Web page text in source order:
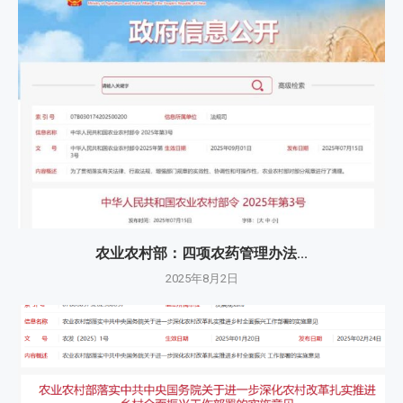
农业农村部：四项农药管理办法...
2025年8月2日